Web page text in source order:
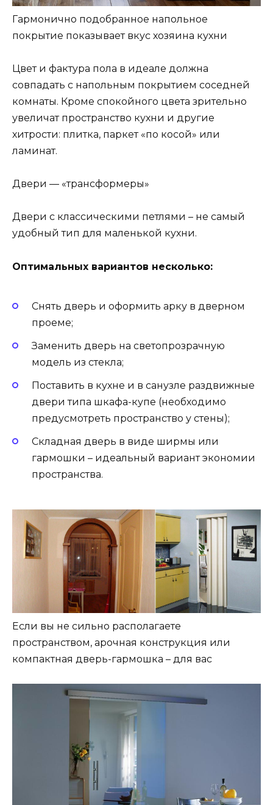
Гармонично подобранное напольное
покрытие показывает вкус хозяина кухни
Цвет и фактура пола в идеале должна
совпадать с напольным покрытием соседней
комнаты. Кроме спокойного цвета зрительно
увеличат пространство кухни и другие
хитрости: плитка, паркет «по косой» или
ламинат.
Двери — «трансформеры»
Двери с классическими петлями – не самый
удобный тип для маленькой кухни.
Оптимальных вариантов несколько:
Cнять дверь и оформить арку в дверном
проеме;
Заменить дверь на светопрозрачную
модель из стекла;
Поставить в кухне и в санузле раздвижные
двери типа шкафа-купе (необходимо
предусмотреть пространство у стены);
Складная дверь в виде ширмы или
гармошки – идеальный вариант экономии
пространства.
Если вы не сильно располагаете
пространством, арочная конструкция или
компактная дверь-гармошка – для вас